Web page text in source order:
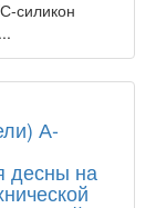
силикон
А-
десны на